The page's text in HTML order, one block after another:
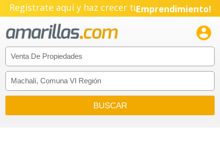
Regístrate aquí y haz crecer tuEmprendimiento!
